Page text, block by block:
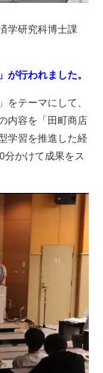
究科博士課
が行われました。
をテーマにして、
内容を「田町商店
学習を推進した経
分かけて成果をス